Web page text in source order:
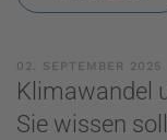
02. SEPTEMBER 2025
Klimawandel
Sie wissen